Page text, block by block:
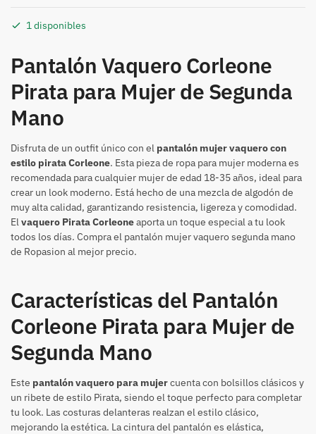
1 disponibles
Pantalón Vaquero Corleone
Pirata para Mujer de Segunda
Mano
Disfruta de un outfit único con el pantalón mujer vaquero con
estilo pirata Corleone. Esta pieza de ropa para mujer moderna es
recomendada para cualquier mujer de edad 18-35 años, ideal para
crear un look moderno. Está hecho de una mezcla de algodón de
muy alta calidad, garantizando resistencia, ligereza y comodidad.
Elvaquero Pirata Corleoneaporta un toque especial a tu look
todos los días. Compra el pantalón mujer vaquero segunda mano
de Ropasion al mejor precio.
Características del Pantalón
Corleone Pirata para Mujer de
Segunda Mano
Este pantalón vaquero para mujercuenta con bolsillos clásicos y
un ribete de estilo Pirata, siendo el toque perfecto para completar
tu look. Las costuras delanteras realzan el estilo clásico,
mejorando la estética. La cintura del pantalón es elástica,